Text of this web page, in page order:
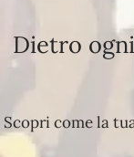
Dietro
Scopri come la